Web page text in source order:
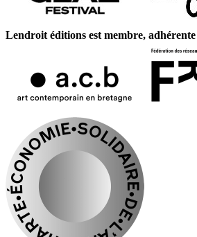
Lendroit éditions est membre,